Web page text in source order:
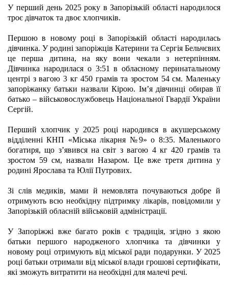
У перший день 2025 року в Запорізькій області народилося
троє дівчаток та двоє хлопчиків.
Першою в новому році в Запорізькій області народилась
дівчинка. У родині запоріжців Катерини та Сергія Бельчєвих
це перша дитина, на яку вони чекали з нетерпінням.
Дівчинка народилася о 3:51 в обласному перинатальному
центрі з вагою 3 кг 450 грамів та зростом 54 см. Маленьку
запоріжанку батьки назвали Кірою. Ім’я дівчинці обирав її
батько – військовослужбовець Національної Гвардії України
Сергій.
Перший хлопчик у 2025 році народився в акушерському
відділенні КНП «Міська лікарня №9» о 8:35. Маленького
богатиря, що з’явився на світ з вагою 4 кг 420 грамів та
зростом 59 см, назвали Назаром. Це вже третя дитина у
родині Ярослава та Юлії Путрових.
Зі слів медиків, мами й немовлята почуваються добре й
отримують всю необхідну підтримку лікарів, повідомили у
Запорізькій обласній військовій адміністрації.
У Запоріжжі вже багато років є традиція, згідно з якою
батьки першого народженого хлопчика та дівчинки у
новому році отримують від міської ради подарунки. У 2025
році батьки отримали від міської влади грошові сертифікати,
які зможуть витратити на необхідні для малечі речі.